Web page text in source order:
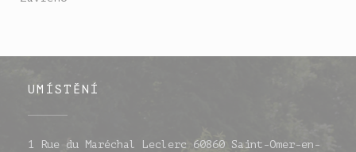
UMÍSTĚNÍ
1 Rue du Maréchal Leclerc 60860 Saint-Omer-en-